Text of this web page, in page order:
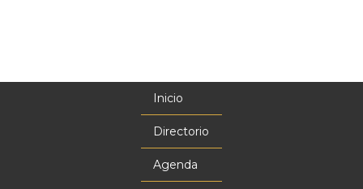
Inicio
Directorio
Agenda